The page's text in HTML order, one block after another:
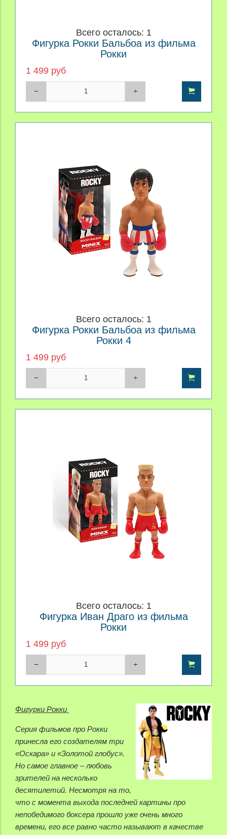
Всего осталось: 1
Фигурка Рокки Бальбоа из фильма
Рокки
1 499 руб
Всего осталось: 1
Фигурка Рокки Бальбоа из фильма
Рокки 4
1 499 руб
Всего осталось: 1
Фигурка Иван Драго из фильма
Рокки
1 499 руб
Фигурки Рокки
Серия фильмов про Рокки
принесла его создателям три
«Оскара» и «Золотой глобус».
Но самое главное – любовь
зрителей на несколько
десятилетий. Несмотря на то,
что с момента выхода последней картины про
непобедимого боксера прошло уже очень много
времени, его все равно часто называют в качестве